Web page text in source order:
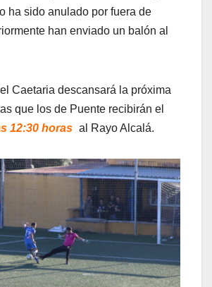
ha sido anulado por fuera de
han enviado un balón al
Caetaria descansará la próxima
que los de Puente recibirán el
12:30 horas al Rayo Alcalá.